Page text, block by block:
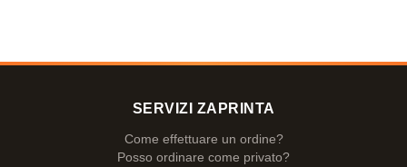
SERVIZI ZAPRINTA
Come effettuare un ordine?
Posso ordinare come privato?